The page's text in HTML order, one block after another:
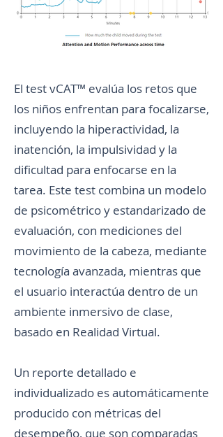
El test vCAT™ evalúa los retos que
los niños enfrentan para focalizarse,
incluyendo la hiperactividad, la
inatención, la impulsividad y la
dificultad para enfocarse en la
tarea. Este test combina un modelo
de psicométrico y estandarizado de
evaluación, con mediciones del
movimiento de la cabeza, mediante
tecnología avanzada, mientras que
el usuario interactúa dentro de un
ambiente inmersivo de clase,
basado en Realidad Virtual.
Un reporte detallado e
individualizado es automáticamente
producido con métricas del
desempeño, que son comparadas